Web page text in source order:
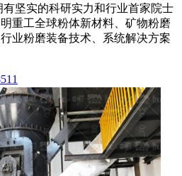
坚实的科研实力和行业首家院士
重工全球粉体新材料、矿物粉磨
业粉磨装备技术、系统解决方案